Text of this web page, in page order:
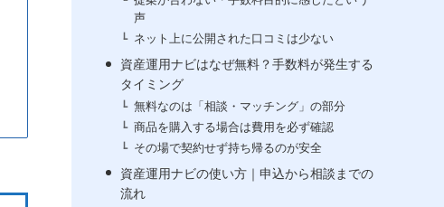
声
ネット上に公開された口コミは少ない
資産運用ナビはなぜ無料？手数料が発生する
タイミング
無料なのは「相談・マッチング」の部分
商品を購入する場合は費用を必ず確認
その場で契約せず持ち帰るのが安全
資産運用ナビの使い方｜申込から相談までの
流れ